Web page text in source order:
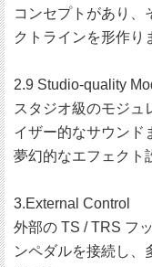
コンセプトがあり、
クトラインを形作り
2.9 Studio-quality
スタジオ級のモジュ
イザー的なサウンド
夢幻的なエフェクト
3.External Control
外部の TS / TRS フ
ンペダルを接続し、